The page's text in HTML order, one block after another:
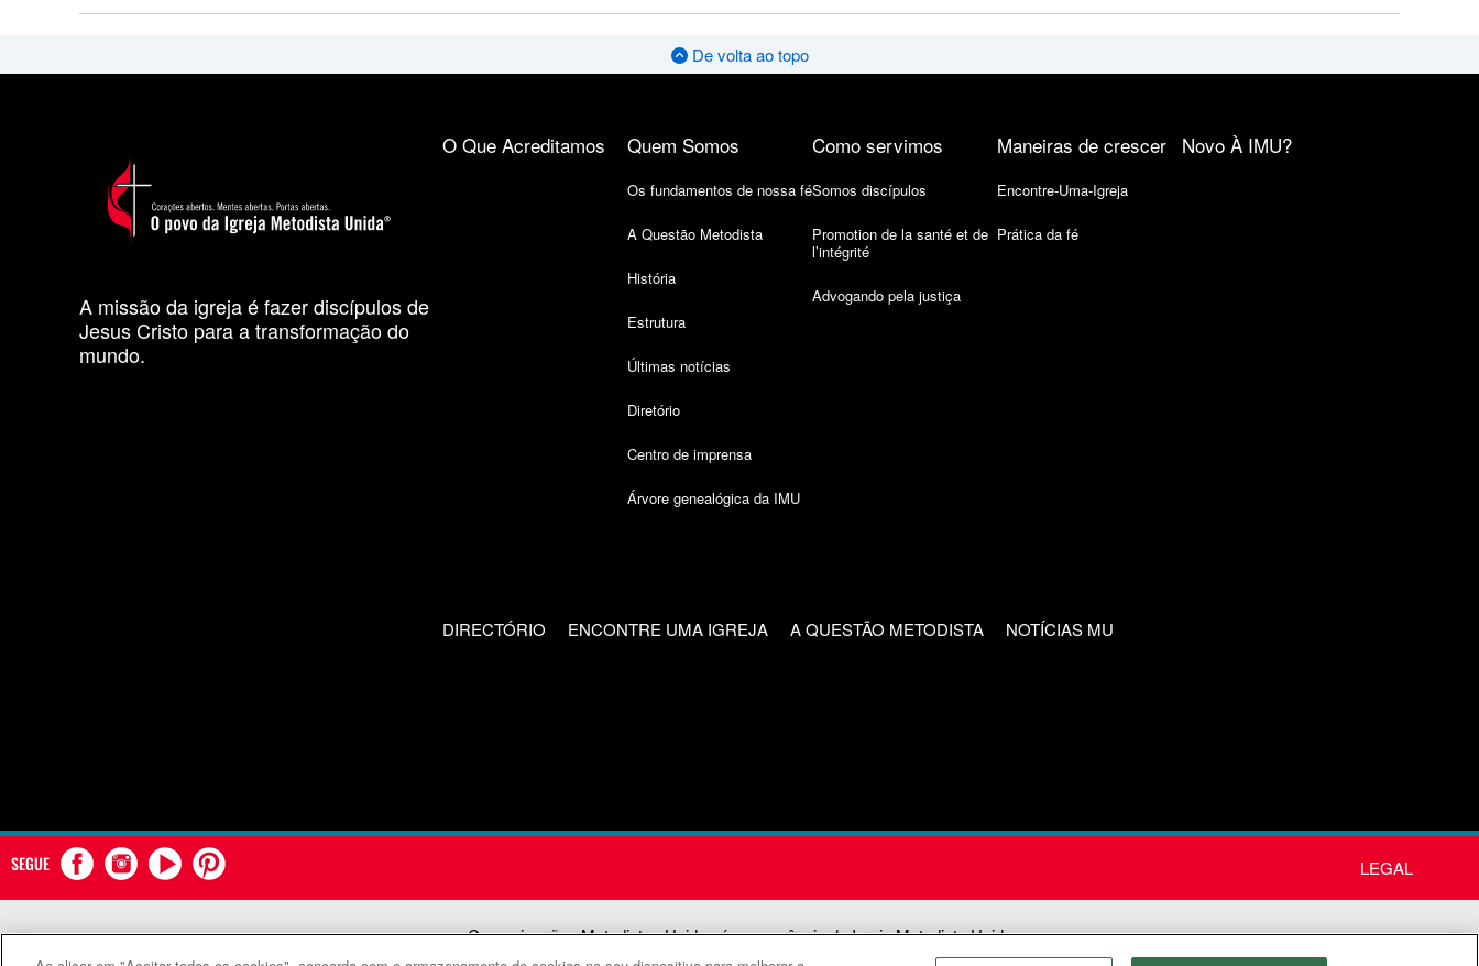
De volta ao topo
A missão da igreja é fazer discípulos de
Jesus Cristo para a transformação do
mundo.
O Que Acreditamos Quem Somos
Os fundamentos de nossa fé
A Questão Metodista
História
Estrutura
Últimas notícias
Diretório
Centro de imprensa
Árvore genealógica da IMU
Como servimos
Somos discípulos
Promotion de la santé et de
l’intégrité
Advogando pela justiça
Maneiras de crescer
Encontre-Uma-Igreja
Prática da fé
Novo À IMU?
DIRECTÓRIO ENCONTRE UMA IGREJA A QUESTÃO METODISTA NOTÍCIAS MU
SEGUE LEGAL
Comunicações Metodistas Unidas é uma agência da Igreja Metodista Unida